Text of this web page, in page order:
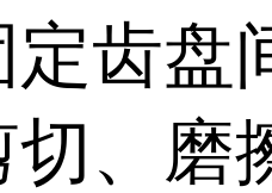
定齿盘
、磨